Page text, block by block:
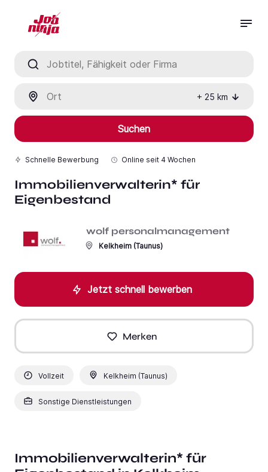
+ 25 km
Suchen
Schnelle Bewerbung Online seit 4 Wochen
Immobilienverwalterin* für
Eigenbestand
wolf personalmanagement
Kelkheim (Taunus)
Jetzt schnell bewerben
Merken
Vollzeit Kelkheim (Taunus)
Sonstige Dienstleistungen
Immobilienverwalterin* für